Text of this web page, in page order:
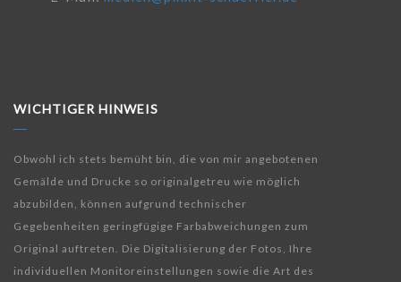
WICHTIGER HINWEIS
Obwohl ich stets bemüht bin, die von mir angebotenen
Gemälde und Drucke so originalgetreu wie möglich
abzubilden, können aufgrund technischer
Gegebenheiten geringfügige Farbabweichungen zum
Original auftreten. Die Digitalisierung der Fotos, Ihre
individuellen Monitoreinstellungen sowie die Art des